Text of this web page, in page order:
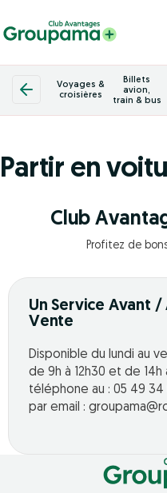
Partir en
Voyages &
croisières
Billets
avion,
train & bus
Club
Profitez de
Un Service Avant /
Vente
Disponible du lundi au
de 9h à 12h30 et de 14h
téléphone au : 05 49 34
par email :